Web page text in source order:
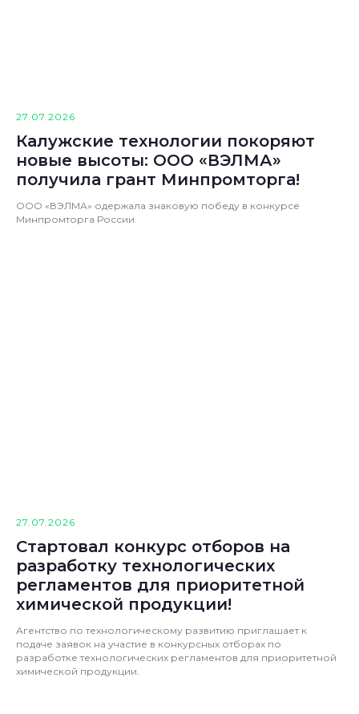
27.07.2026
Калужские технологии покоряют
новые высоты: ООО «ВЭЛМА»
получила грант Минпромторга!
ООО «ВЭЛМА» одержала знаковую победу в конкурсе
Минпромторга России.
27.07.2026
Стартовал конкурс отборов на
разработку технологических
регламентов для приоритетной
химической продукции!
Агентство по технологическому развитию приглашает к
подаче заявок на участие в конкурсных отборах по
разработке технологических регламентов для приоритетной
химической продукции.